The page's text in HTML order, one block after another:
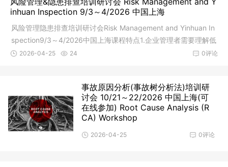
inhuan Inspection 9/3～4/2026 中国上海
风险管理隐患排查培训研讨会Risk Management and Yinhuan In
spection9/3～4/2026中国上海课程特点1.企业管理者需要理解低
频率的
0评论
2026-04-25 24
事故原因分析(事故树分析法)培训研
讨会 ​10/21～22/2026 中国上海(可
在线参加) Root Cause Analysis (R
CA) Workshop
0评论
2026-04-25